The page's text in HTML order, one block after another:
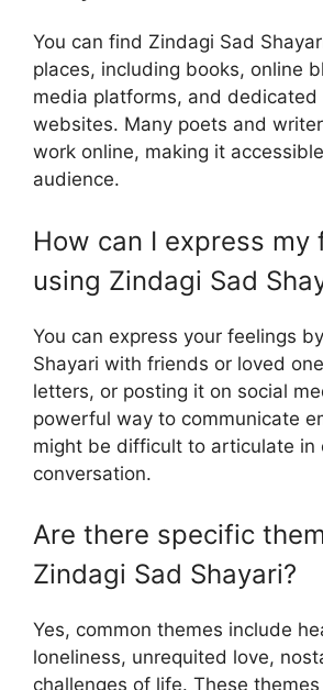
You can find Zindagi Sad
places, including books, online
media platforms, and dedicated
websites. Many poets and
work online, making it
audience.
How can I express my
using Zindagi Sad
You can express your feelings
Shayari with friends or loved
letters, or posting it on social
powerful way to communicate
might be difficult to articulate in
conversation.
Are there specific
Zindagi Sad Shayari?
Yes, common themes include
loneliness, unrequited love,
challenges of life. These